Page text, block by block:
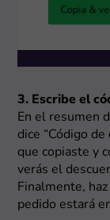
3. Escribe el
En el resumen
dice “Código
que copiaste y
verás el
Finalmente, haz
pedido estará